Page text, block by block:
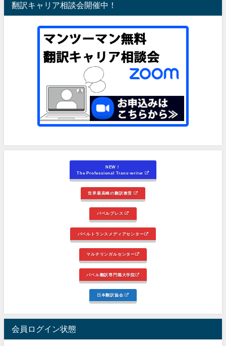
翻訳キャリア相談会開催中！
NEW！
The Professional Trans-writer
世界最高峰の翻訳教育
バベルプレス
バベルトランスメディアセンター
マルチリンガルセンター
バベル翻訳専門職大学院
日本翻訳協会
会員ログイン状態